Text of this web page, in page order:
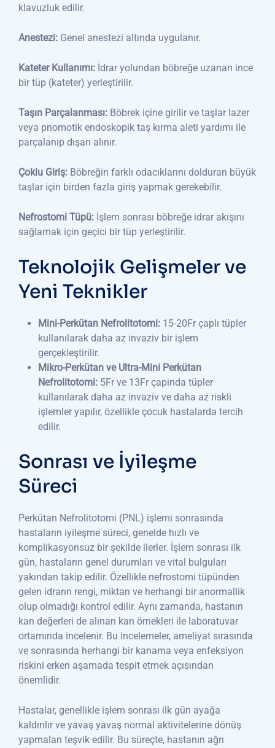
klavuzluk edilir.
Anestezi: Genel anestezi altında uygulanır.
Kateter Kullanımı: İdrar yolundan böbreğe uzanan ince
bir tüp (kateter) yerleştirilir.
Taşın Parçalanması: Böbrek içine girilir ve taşlar lazer
veya pnomotik endoskopik taş kırma aleti yardımı ile
parçalanıp dışarı alınır.
Çoklu Giriş: Böbreğin farklı odacıklarını dolduran büyük
taşlar için birden fazla giriş yapmak gerekebilir.
Nefrostomi Tüpü: İşlem sonrası böbreğe idrar akışını
sağlamak için geçici bir tüp yerleştirilir.
Teknolojik Gelişmeler ve
Yeni Teknikler
Mini-Perkütan Nefrolitotomi: 15-20Fr çaplı tüpler
kullanılarak daha az invaziv bir işlem
gerçekleştirilir.
Mikro-Perkütan ve Ultra-Mini Perkütan
Nefrolitotomi: 5Fr ve 13Fr çapında tüpler
kullanılarak daha az invaziv ve daha az riskli
işlemler yapılır, özellikle çocuk hastalarda tercih
edilir.
Sonrası ve İyileşme
Süreci
Perkütan Nefrolitotomi (PNL) işlemi sonrasında
hastaların iyileşme süreci, genelde hızlı ve
komplikasyonsuz bir şekilde ilerler. İşlem sonrası ilk
gün, hastaların genel durumları ve vital bulguları
yakından takip edilir. Özellikle nefrostomi tüpünden
gelen idrarın rengi, miktarı ve herhangi bir anormallik
olup olmadığı kontrol edilir. Aynı zamanda, hastanın
kan değerleri de alınan kan örnekleri ile laboratuvar
ortamında incelenir. Bu incelemeler, ameliyat sırasında
ve sonrasında herhangi bir kanama veya enfeksiyon
riskini erken aşamada tespit etmek açısından
önemlidir.
Hastalar, genellikle işlem sonrası ilk gün ayağa
kaldırılır ve yavaş yavaş normal aktivitelerine dönüş
yapmaları teşvik edilir. Bu süreçte, hastanın ağrı